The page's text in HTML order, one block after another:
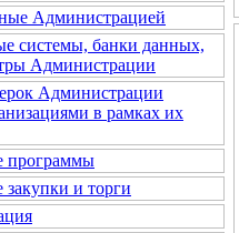
Администрацией
системы, банки данных,
Администрации
Администрации
в рамках их
программы
и торги